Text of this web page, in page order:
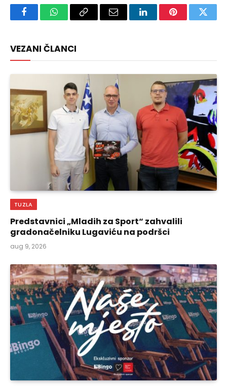
FacebookWhatsAppCopy
Email LinkedInPinterest
VEZANI ČLANCI
TUZLA
Predstavnici „Mladih za Sport“ zahvalili
gradonačelniku Lugaviću na podršci
aug 9, 2026